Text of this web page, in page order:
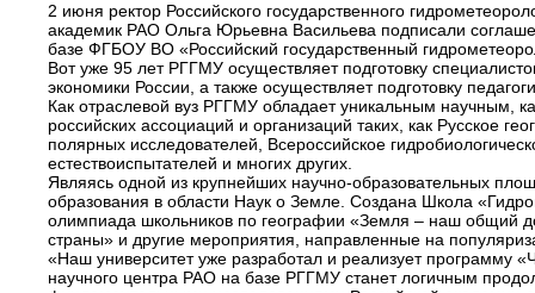
2 июня ректор Российского государственного
академик РАО Ольга Юрьевна Васильева подписали
базе ФГБОУ ВО «Российский государственный
Вот уже 95 лет РГГМУ осуществляет подготовку
экономики России, а также осуществляет подготовку
Как отраслевой вуз РГГМУ обладает уникальным научным,
российских ассоциаций и организаций таких, как Русское
полярных исследователей, Всероссийское
естествоиспытателей и многих других.
Являясь одной из крупнейших научно-образовательных
образования в области Наук о Земле. Создана Школа
олимпиада школьников по географии «Земля – наш общий
страны» и другие мероприятия, направленные на
«Наш университет уже разработал и реализует программу
научного центра РАО на базе РГГМУ станет логичным